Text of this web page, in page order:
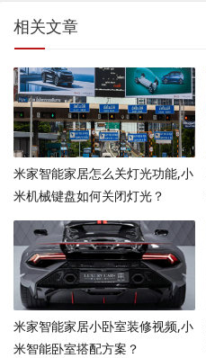
相关文章
米家智能家居怎么关灯光功能,小
米机械键盘如何关闭灯光？
米家智能家居小卧室装修视频,小
米智能卧室搭配方案？